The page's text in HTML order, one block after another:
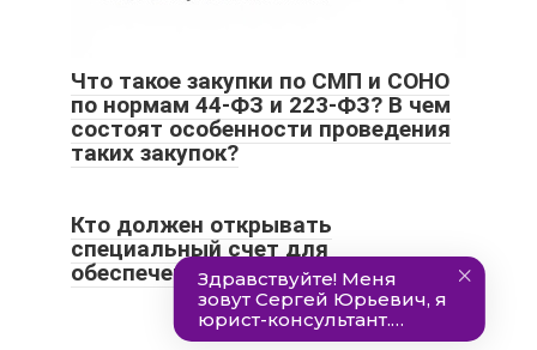
Что такое закупки по СМП и СОНО
по нормам 44-ФЗ и 223-ФЗ? В чем
состоят особенности проведения
таких закупок?
Кто должен открывать
специальный счет для
обеспечения заявок в 2021 году